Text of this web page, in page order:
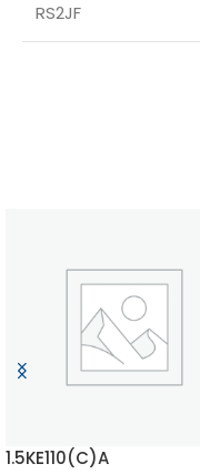
RS2JF
1.5KE110(C)A